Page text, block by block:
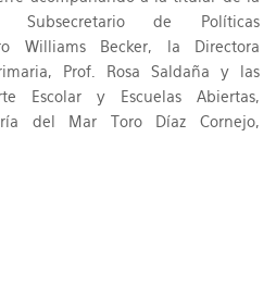
de Políticas
Williams Becker, la Directora
Prof. Rosa Saldaña y las
Escolar y Escuelas Abiertas,
del Mar Toro Díaz Cornejo,